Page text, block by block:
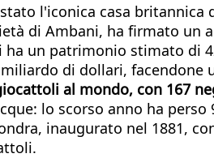
l'iconica casa britannica
di Ambani, ha firmato un
ha un patrimonio stimato
di dollari, facendone
al mondo, con 167
lo scorso anno ha
inaugurato nel 1881,